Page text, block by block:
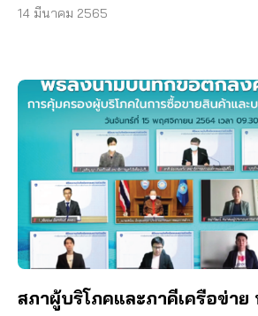
14 มีนาคม 2565
สภาผู้บริโภคและภาคีเครือข่าย